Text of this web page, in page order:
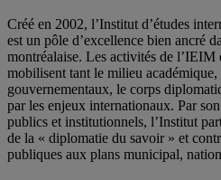
Créé en 2002, l’Institut d’études
est un pôle d’excellence bien ancré
montréalaise. Les activités de l’IEIM
mobilisent tant le milieu académique,
gouvernementaux, le corps
par les enjeux internationaux. Par
publics et institutionnels, l’Institut
de la « diplomatie du savoir » et
publiques aux plans municipal,